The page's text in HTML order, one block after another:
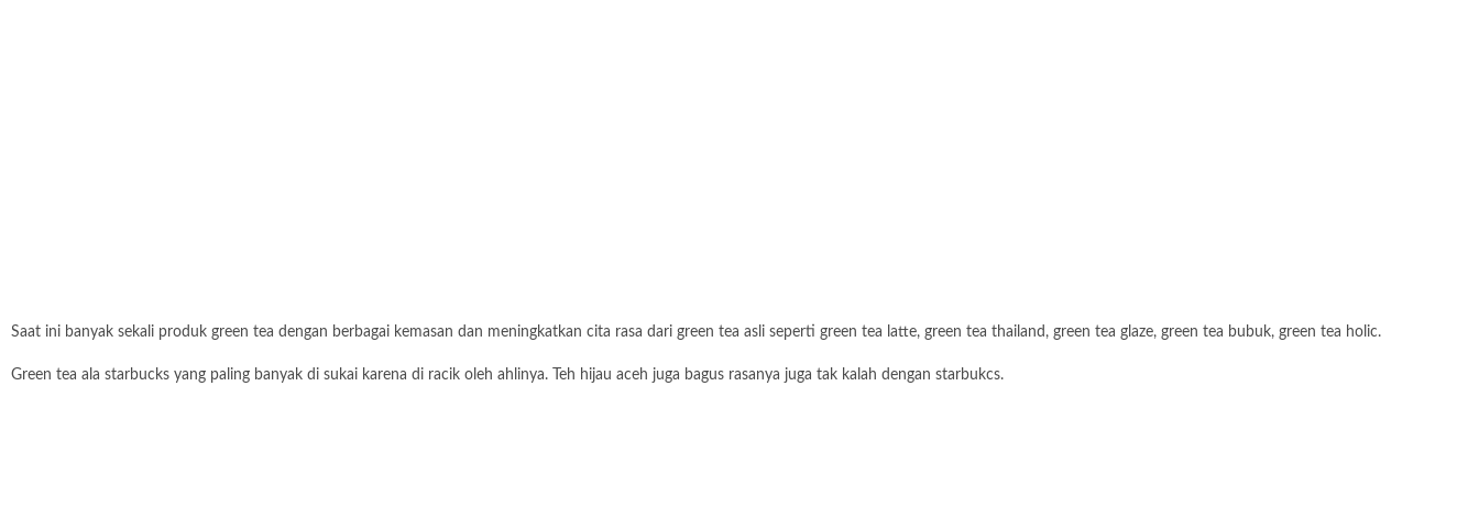
Saat ini banyak sekali produk green tea dengan berbagai kemasan dan meningkatkan cita rasa dari green tea asli seperti green tea latte, green tea thailand, green tea glaze, green tea bubuk, green tea holic.
Green tea ala starbucks yang paling banyak di sukai karena di racik oleh ahlinya. Teh hijau aceh juga bagus rasanya juga tak kalah dengan starbukcs.